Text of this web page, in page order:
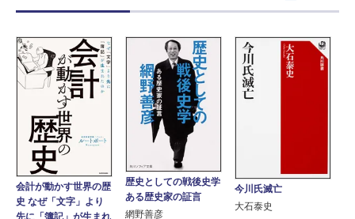
会計が動かす世界の歴
史 なぜ「文字」より
先に「簿記」が生まれ
歴史としての戦後史学
ある歴史家の証言
網野善彦
今川氏滅亡
大石泰史